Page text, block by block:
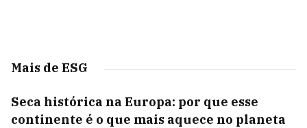
Mais de ESG
Seca histórica na Europa: por que esse
continente é o que mais aquece no planeta